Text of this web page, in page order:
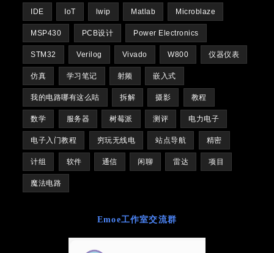
IDE IoT lwip Matlab Microblaze
MSP430 PCB设计 Power Electronics
STM32 Verilog Vivado W800 仪器仪表
仿真 学习笔记 射频 嵌入式
我的电路哪有这么咕 拆解 摄影 教程
数学 服务器 树莓派 测评 电力电子
电子入门教程 穷玩无线电 站点导航 精密
计组 软件 通信 闲聊 雷达 项目
魔法电路
Emoe工作室交流群